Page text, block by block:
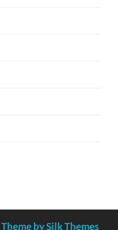
Theme by Silk Themes